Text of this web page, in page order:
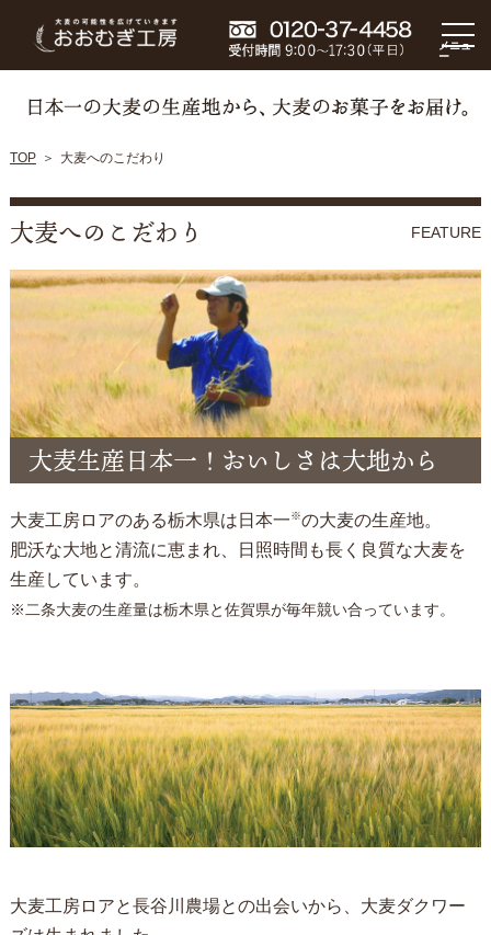
メニュ
ー
TOP 大麦へのこだわり
大麦へのこだわり FEATURE
大麦生産日本一！おいしさは大地から
大麦工房ロアのある栃木県は日本一※の大麦の生産地。
肥沃な大地と清流に恵まれ、日照時間も長く良質な大麦を
生産しています。
※二条大麦の生産量は栃木県と佐賀県が毎年競い合っています。
大麦工房ロアと長谷川農場との出会いから、大麦ダクワー